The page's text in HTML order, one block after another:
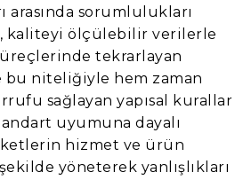
arasında sorumlulukları
kaliteyi ölçülebilir verilerle
tekrarlayan
bu niteliğiyle hem zaman
sağlayan yapısal kurallar
uyumuna dayalı
hizmet ve ürün
yöneterek yanlışlıkları